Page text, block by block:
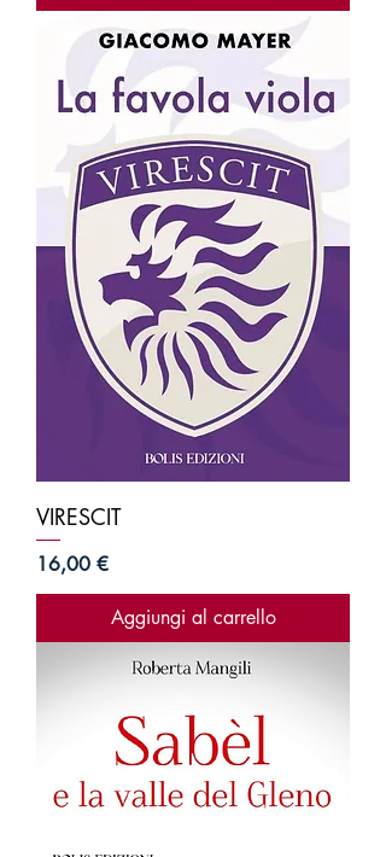
VIRESCIT
Prezzo
16,00 €
Aggiungi al carrello